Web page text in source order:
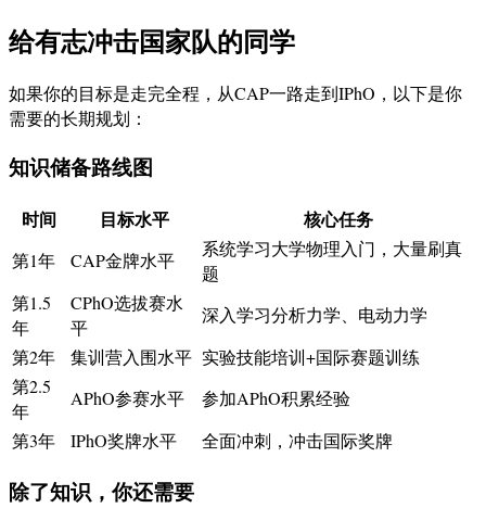
给有志冲击国家队的同学
如果你的目标是走完全程，从CAP一路走到IPhO，以下是你
需要的长期规划：
知识储备路线图
时间 目标水平 核心任务
第1年 CAP金牌水平
系统学习大学物理入门，大量刷真
题
第1.5
年
CPhO选拔赛水
平
深入学习分析力学、电动力学
第2年
集训营入围水平 实验技能培训+国际赛题训练
第2.5
年
APhO参赛水平
参加APhO积累经验
第3年
IPhO奖牌水平 全面冲刺，冲击国际奖牌
除了知识，你还需要